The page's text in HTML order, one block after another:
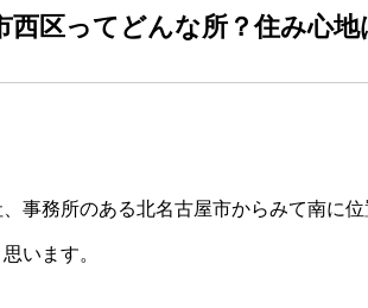
西区ってどんな所？住み心地
事務所のある北名古屋市からみて南に
います。